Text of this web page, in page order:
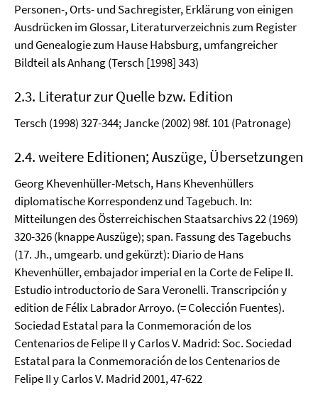
Personen-, Orts- und Sachregister, Erklärung von einigen
Ausdrücken im Glossar, Literaturverzeichnis zum Register
und Genealogie zum Hause Habsburg, umfangreicher
Bildteil als Anhang (Tersch [1998] 343)
2.3. Literatur zur Quelle bzw. Edition
Tersch (1998) 327-344; Jancke (2002) 98f. 101 (Patronage)
2.4. weitere Editionen; Auszüge, Übersetzungen
Georg Khevenhüller-Metsch, Hans Khevenhüllers
diplomatische Korrespondenz und Tagebuch. In:
Mitteilungen des Österreichischen Staatsarchivs 22 (1969)
320-326 (knappe Auszüge); span. Fassung des Tagebuchs
(17. Jh., umgearb. und gekürzt): Diario de Hans
Khevenhüller, embajador imperial en la Corte de Felipe II.
Estudio introductorio de Sara Veronelli. Transcripción y
edition de Félix Labrador Arroyo. (= Colección Fuentes).
Sociedad Estatal para la Conmemoración de los
Centenarios de Felipe II y Carlos V. Madrid: Soc. Sociedad
Estatal para la Conmemoración de los Centenarios de
Felipe II y Carlos V. Madrid 2001, 47-622